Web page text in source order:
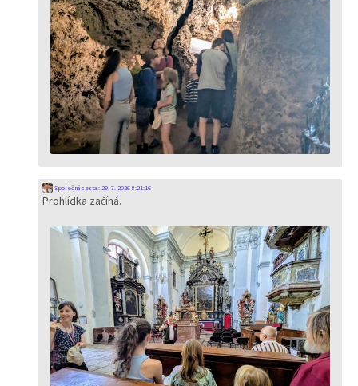
Společná cesta: 29. 7. 2026 8:21:16
Prohlídka začíná.